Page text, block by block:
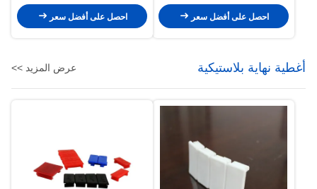
احصل على أفضل سعر احصل على أفضل سعر
أغطية نهاية بلاستيكية عرض المزيد >>